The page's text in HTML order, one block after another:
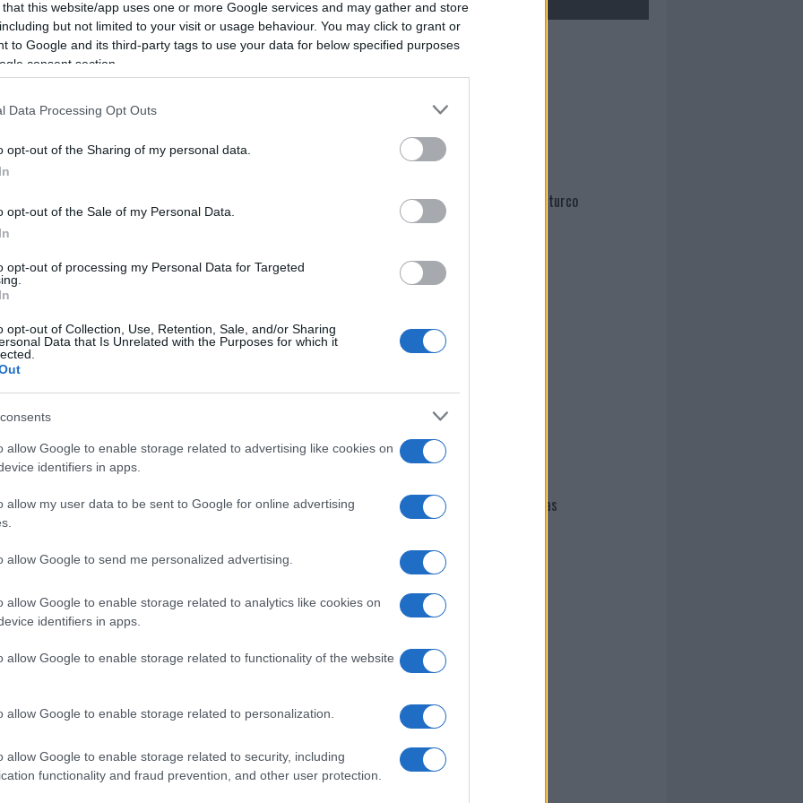
that this website/app uses one or more Google services and may gather and store
but not limited to your visit or usage behaviour. You may click to grant or
to Google and its third-party tags to use your data for below specified purposes
consent section.
Data Processing Opt Outs
opt-out of the Sharing of my personal data.
opt-out of the Sale of my Personal Data.
opt-out of processing my Personal Data for Targeted
opt-out of Collection, Use, Retention, Sale, and/or Sharing
Data that Is Unrelated with the Purposes for which it
allow Google to enable storage related to advertising like cookies on
identifiers in apps.
allow my user data to be sent to Google for online advertising
allow Google to send me personalized advertising.
allow Google to enable storage related to analytics like cookies on
identifiers in apps.
allow Google to enable storage related to functionality of the website
allow Google to enable storage related to personalization.
allow Google to enable storage related to security, including
functionality and fraud prevention, and other user protection.
cliccandoqui
nella sezione
Protezione Civile Sardegna
di GalluraOggi.it
i tuoi video e le tue foto
+39 345 356 7512
news daGoogle News
Mario Malu
Martina Agostina Diturco
I nostri cari
I nostri cari
I nostri cari
Giovannimaria Cabras